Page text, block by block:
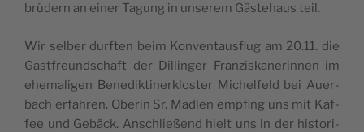
brü­dern an einer Tagung in unse­rem Gäs­te­haus teil.
Wir sel­ber durf­ten beim Kon­ven­taus­flug am 20.11. die
Gast­freund­schaft der Dillin­ger Fran­zis­ka­ne­rin­nen im
ehe­ma­li­gen Bene­dik­ti­nerk­los­ter Michel­feld bei Auer­
bach erfah­ren. Obe­rin Sr. Mad­len emp­fing uns mit Kaf­
fee und Gebäck. Anschließend hielt uns in der his­to­ri­